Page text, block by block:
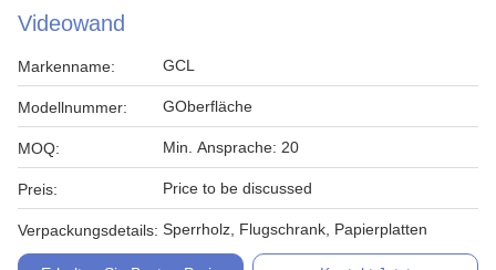
Videowand
Markenname: GCL
Modellnummer: GOberfläche
MOQ: Min. Ansprache: 20
Preis: Price to be discussed
Verpackungsdetails: Sperrholz, Flugschrank, Papierplatten